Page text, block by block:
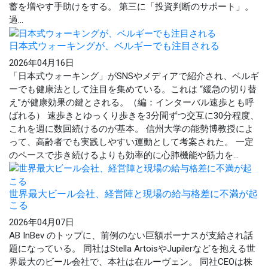
蓄を増やす手助けをする。 第三に「投資判断のサポート」。
過...
日本式ウォーキングが、ベルギーでも注目される
2026年04月16日
「日本式ウォーキング」がSNSやメディアで紹介され、ベルギ
ーでも健康法として注目を集めている。これは “緩急の切り替
え”が健康効果の鍵とされる。（編：インターバル速歩とも呼
ばれる） 速歩きとゆっくり歩きを3分間ずつ交互に30分程度、
これを週に数回続けるのが基本。 信州大学の能勢博教授によ
って、高齢者でも実践しやすい運動として考案された。 一定
のペースで歩き続けるよりも効率的に心肺機能や筋力を...
世界最大ビール会社、経営陣と現場の給与格差に不満が起
こる
2026年04月07日
AB InBev のトップに、前例のない巨額ボーナスが支給され話
題になっている。 同社はStella ArtoisやJupilerなどを抱える世
界最大のビール会社で、本社は在ルーヴェン。 同社CEOは株